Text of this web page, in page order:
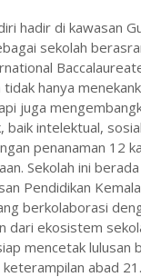
hadir di kawasan
sekolah
hanya
juga
baik intelektual,
penanaman 12
Sekolah ini
Pendidikan
berkolaborasi
dari ekosistem
mencetak lulusan
abad 21.